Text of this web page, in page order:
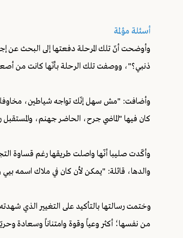
أسئلة مؤلمة
وأوضحت أنّ تلك المرحلة دفعتها إلى البحث عن
ذنبي؟"، ووصفت تلك الرحلة بأنّها كانت من
وأضافت: "مش سهل إنّك تواجه شياطين، مخاوفك
كان فيها "الماضي جرح، الحاضر جهنم،
وأكّدت صليبا أنّها واصلت طريقها رغم قساوة
والدها، قائلة: "يمكن لأن كان في ملاك اسمه
وختمت رسالتها بالتأكيد على التغيير الذي
من نفسها؛ أكثر وعياً وقوة وامتناناً وسعادة